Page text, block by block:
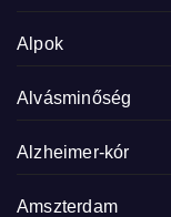
Alpok
Alvásminőség
Alzheimer-kór
Amszterdam